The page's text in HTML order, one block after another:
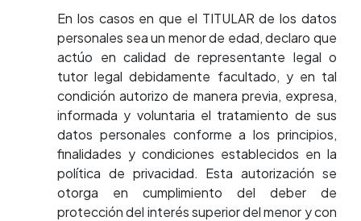
En los casos en que el TITULAR de los datos
personales sea un menor de edad, declaro que
actúo en calidad de representante legal o
tutor legal debidamente facultado, y en tal
condición autorizo de manera previa, expresa,
informada y voluntaria el tratamiento de sus
datos personales conforme a los principios,
finalidades y condiciones establecidos en la
política de privacidad. Esta autorización se
otorga en cumplimiento del deber de
protección del interés superior del menor y con